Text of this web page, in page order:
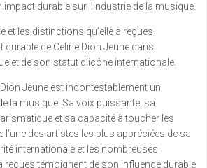
durable sur l’industrie de la musique.
et les distinctions qu’elle a reçues
durable de Celine Dion Jeune dans
et de son statut d’icône internationale.
Jeune est incontestablement un
la musique. Sa voix puissante, sa
et sa capacité à toucher les
l’une des artistes les plus appréciées de sa
internationale et les nombreuses
reçues témoignent de son influence durable